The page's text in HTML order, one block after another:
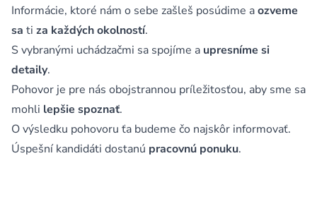
Informácie, ktoré nám o sebe zašleš posúdime aozveme
sa ti za každých okolností.
S vybranými uchádzačmi sa spojíme a upresníme si
detaily.
Pohovor je pre nás obojstrannou príležitosťou, aby sme sa
mohli lepšie spoznať.
O výsledku pohovoru ťa budeme čo najskôr informovať.
Úspešní kandidáti dostanú pracovnú ponuku.